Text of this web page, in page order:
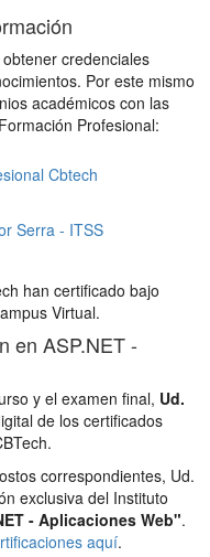
credenciales
Por este mismo
académicos con las
Profesional:
Cbtech
Serra - ITSS
han certificado bajo
Virtual.
en ASP.NET -
y el examen final, Ud.
de los certificados
correspondientes, Ud.
exclusiva del Instituto
- Aplicaciones Web".
aquí.